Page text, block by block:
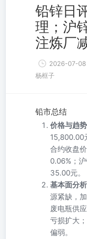
铅锌日
理；沪
注炼厂
2026-07-08
杨框子
铅市总结
价格与趋势
15,800.00
合约收盘
0.06%；
35.00元。
基本面分析
源紧缺，
废电瓶供
亏损扩大
偏弱。